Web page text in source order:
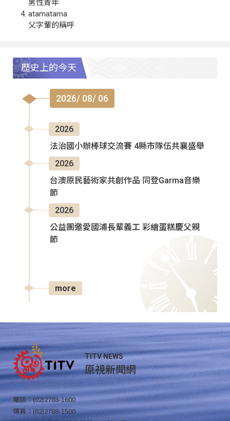
男性青年
atamatama
父字輩的稱呼
歷史上的今天
2026/ 08/ 06
2026
法治國小辦棒球交流賽 4縣市隊伍共襄盛舉
2026
台澳原民藝術家共創作品 同登Garma音樂
節
2026
公益團邀愛國浦長輩義工 彩繪蛋糕慶父親
節
more
TITV NEWS
原視新聞網
電話：(02)2788-1600
傳真：(02)2788-1500